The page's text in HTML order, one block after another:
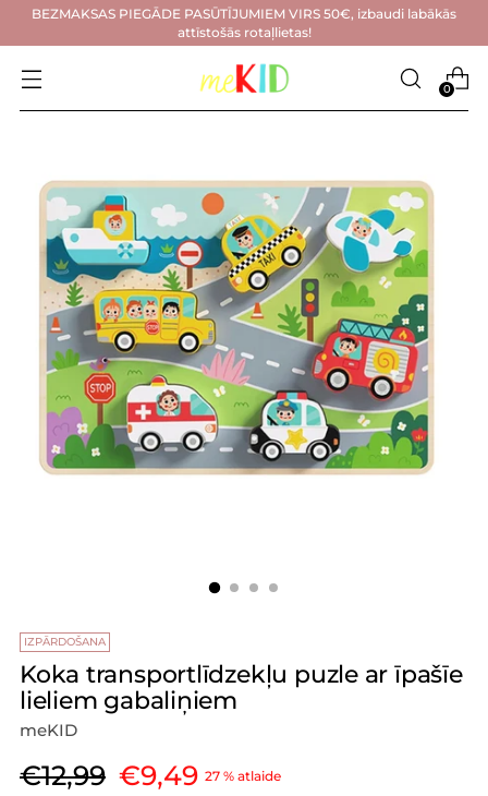
BEZMAKSAS PIEGĀDE PASŪTĪJUMIEM VIRS 50€, izbaudi labākās
attīstošās rotaļlietas!
0
IZPĀRDOŠANA
Koka transportlīdzekļu puzle ar īpašīe
lieliem gabaliņiem
meKID
Parastā
€12,99 €9,49 27 % atlaide